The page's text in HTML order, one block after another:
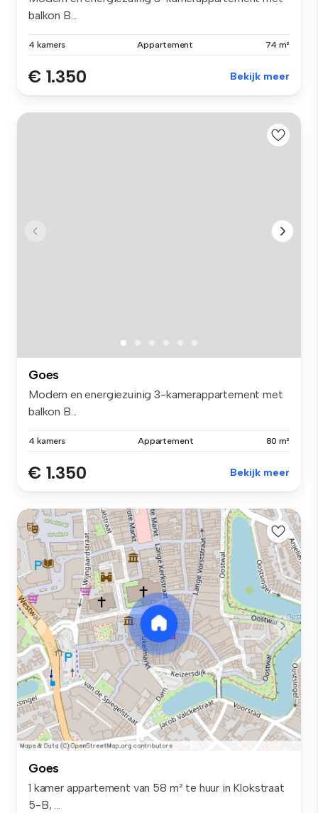
balkon B...
4 kamers Appartement 74 m²
€ 1.350 Bekijk meer
Goes
Modern en energiezuinig 3-kamerappartement met
balkon B...
4 kamers Appartement 80 m²
€ 1.350 Bekijk meer
Goes
1 kamer appartement van 58 m² te huur in Klokstraat
5-B, ...